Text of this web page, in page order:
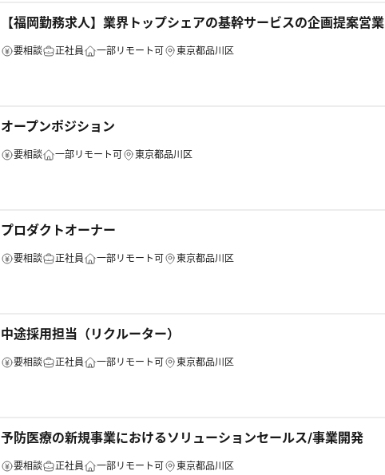
【福岡勤務求人】業界トップシェアの基幹サービスの企画提案営業
要相談 正社員 一部リモート可 東京都品川区
オープンポジション
要相談 一部リモート可 東京都品川区
プロダクトオーナー
要相談 正社員 一部リモート可 東京都品川区
中途採用担当（リクルーター）
要相談 正社員 一部リモート可 東京都品川区
予防医療の新規事業におけるソリューションセールス/事業開発
要相談 正社員 一部リモート可 東京都品川区